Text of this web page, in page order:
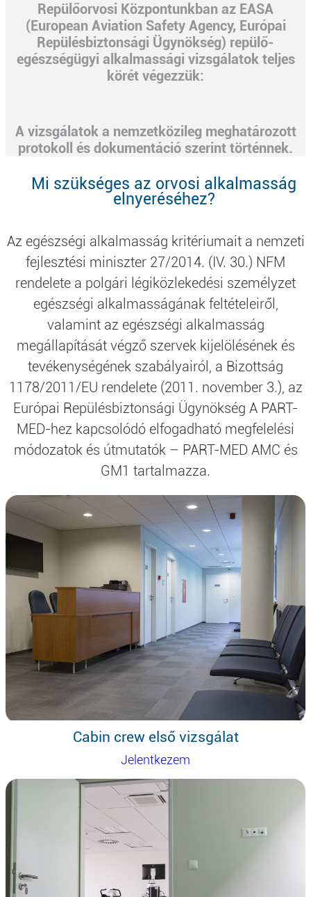
Repülőorvosi Központunkban az EASA
(European Aviation Safety Agency, Európai
Repülésbiztonsági Ügynökség) repülő-
egészségügyi alkalmassági vizsgálatok teljes
körét végezzük:
A vizsgálatok a nemzetközileg meghatározott
protokoll és dokumentáció szerint történnek.
Mi szükséges az orvosi alkalmasság
elnyeréséhez?
Az egészségi alkalmasság kritériumait a nemzeti
fejlesztési miniszter 27/2014. (IV. 30.) NFM
rendelete a polgári légiközlekedési személyzet
egészségi alkalmasságának feltételeiről,
valamint az egészségi alkalmasság
megállapítását végző szervek kijelölésének és
tevékenységének szabályairól, a Bizottság
1178/2011/EU rendelete (2011. november 3.), az
Európai Repülésbiztonsági Ügynökség A PART-
MED-hez kapcsolódó elfogadható megfelelési
módozatok és útmutatók – PART-MED AMC és
GM1 tartalmazza.
Cabin crew első vizsgálat
Jelentkezem